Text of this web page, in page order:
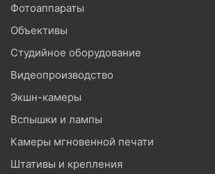
Фотоаппараты
Объективы
Студийное оборудование
Видеопроизводство
Экшн-камеры
Вспышки и лампы
Камеры мгновенной печати
Штативы и крепления